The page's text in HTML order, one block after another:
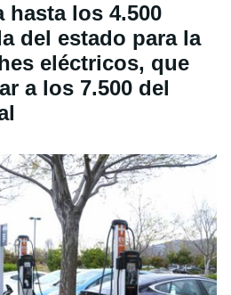
hasta los 4.500
del estado para la
eléctricos, que
a los 7.500 del